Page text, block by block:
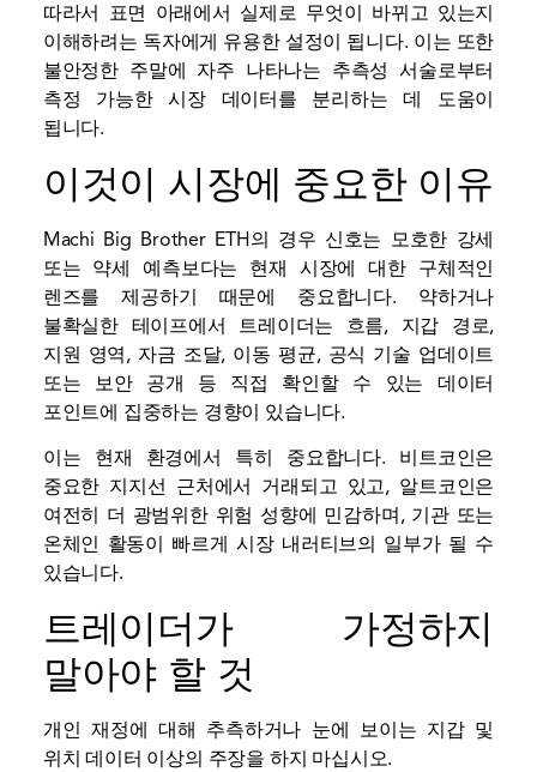
따라서 표면 아래에서 실제로 무엇이 바뀌고 있는지
이해하려는 독자에게 유용한 설정이 됩니다. 이는 또한
불안정한 주말에 자주 나타나는 추측성 서술로부터
측정 가능한 시장 데이터를 분리하는 데 도움이
됩니다.
이것이 시장에 중요한 이유
Machi Big Brother ETH의 경우 신호는 모호한 강세
또는 약세 예측보다는 현재 시장에 대한 구체적인
렌즈를 제공하기 때문에 중요합니다. 약하거나
불확실한 테이프에서 트레이더는 흐름, 지갑 경로,
지원 영역, 자금 조달, 이동 평균, 공식 기술 업데이트
또는 보안 공개 등 직접 확인할 수 있는 데이터
포인트에 집중하는 경향이 있습니다.
이는 현재 환경에서 특히 중요합니다. 비트코인은
중요한 지지선 근처에서 거래되고 있고, 알트코인은
여전히 ​​더 광범위한 위험 성향에 민감하며, 기관 또는
온체인 활동이 빠르게 시장 내러티브의 일부가 될 수
있습니다.
트레이더가 가정하지
말아야 할 것
개인 재정에 대해 추측하거나 눈에 보이는 지갑 및
위치 데이터 이상의 주장을 하지 마십시오.